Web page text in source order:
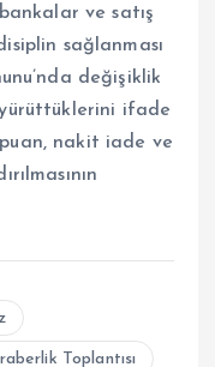
ve satış
sağlanması
değişiklik
yürüttüklerini ifade
nakit iade ve
Toplantısı